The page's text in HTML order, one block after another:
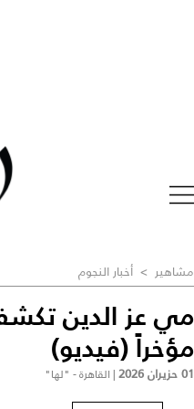
مشاهير > أخبار النجوم
مي عز الدين
مؤخراً (فيديو)
01 حزيران 2026 | القاهرة - "لها"